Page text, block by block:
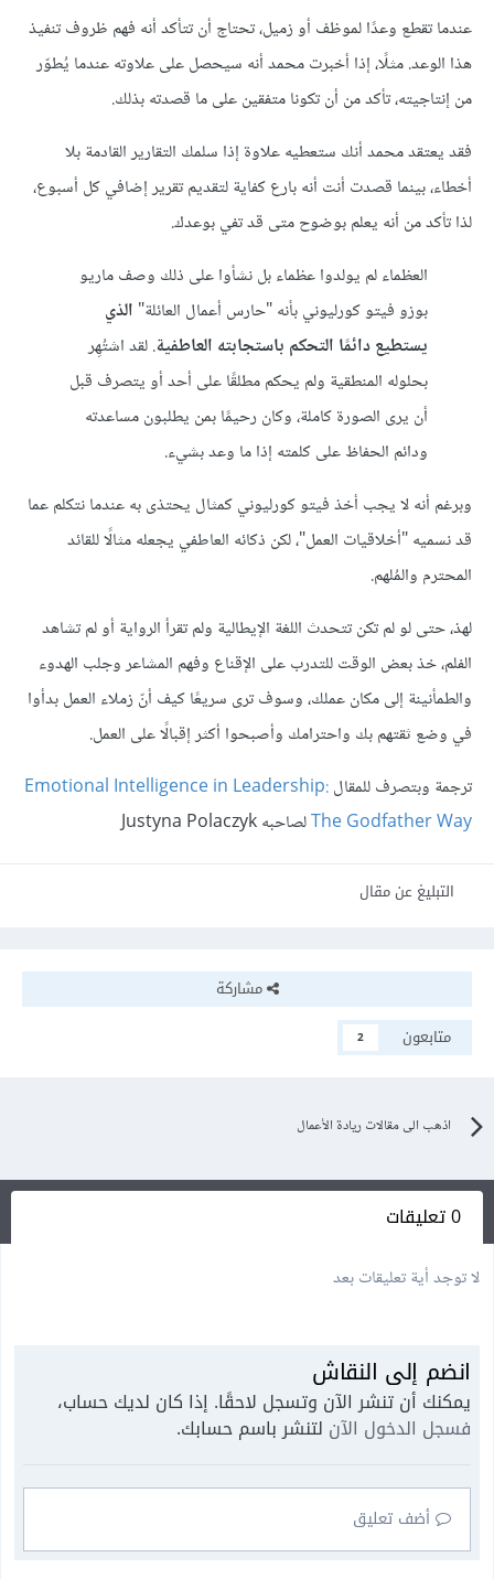
عندما تقطع وعدًا لموظف أو زميل، تحتاج أن تتأكد أنه فهم ظروف تنفيذ
هذا الوعد. مثلًا، إذا أخبرت محمد أنه سيحصل على علاوته عندما يُطوّر
من إنتاجيته، تأكد من أن تكونا متفقين على ما قصدته بذلك.
فقد يعتقد محمد أنك ستعطيه علاوة إذا سلمك التقارير القادمة بلا
أخطاء، بينما قصدت أنت أنه بارع كفاية لتقديم تقرير إضافي كل أسبوع،
لذا تأكد من أنه يعلم بوضوح متى قد تفي بوعدك.
العظماء لم يولدوا عظماء بل نشأوا على ذلك وصف ماريو
بوزو فيتو كورليوني بأنه "حارس أعمال العائلة" الذي
يستطيع دائمًا التحكم باستجابته العاطفية. لقد اشتُهِر
بحلوله المنطقية ولم يحكم مطلقًا على أحد أو يتصرف قبل
أن يرى الصورة كاملة، وكان رحيمًا بمن يطلبون مساعدته
ودائم الحفاظ على كلمته إذا ما وعد بشيء.
وبرغم أنه لا يجب أخذ فيتو كورليوني كمثال يحتذى به عندما نتكلم عما
قد نسميه "أخلاقيات العمل"، لكن ذكائه العاطفي يجعله مثالًا للقائد
المحترم والمُلهم.
لهذ، حتى لو لم تكن تتحدث اللغة الإيطالية ولم تقرأ الرواية أو لم تشاهد
الفلم، خذ بعض الوقت للتدرب على الإقناع وفهم المشاعر وجلب الهدوء
والطمأنينة إلى مكان عملك، وسوف ترى سريعًا كيف أنّ زملاء العمل بدأوا
في وضع ثقتهم بك واحترامك وأصبحوا أكثر إقبالًا على العمل.
ترجمة وبتصرف للمقالEmotional Intelligence in Leadership:
The Godfather Wayلصاحبه Justyna Polaczyk
التبليغ عن مقال
مشاركة
متابعون
2
اذهب الى مقالات ريادة الأعمال
0 تعليقات
لا توجد أية تعليقات بعد
انضم إلى النقاش
يمكنك أن تنشر الآن وتسجل لاحقًا. إذا كان لديك حساب،
فسجل الدخول الآن لتنشر باسم حسابك.
أضف تعليق